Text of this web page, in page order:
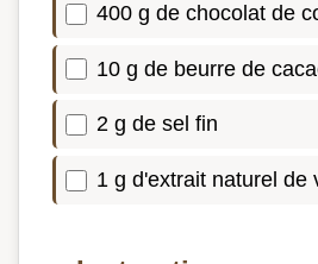
400 g de chocolat de
10 g de beurre de
2 g de sel fin
1 g d'extrait naturel de